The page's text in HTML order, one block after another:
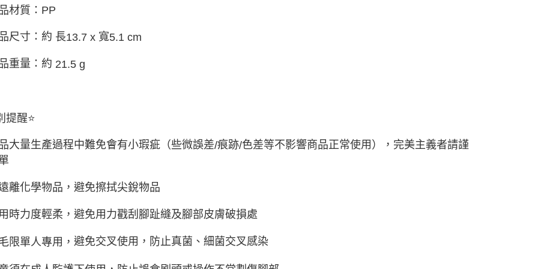
材質： PP
尺寸：約 長13.7 x 寬5.1 cm
重量：約 21.5 g
提醒⭐
大量生產過程中難免會有小瑕疵（些微誤差/痕跡/色差等不影響商品正常使用），完美主義者請謹
離化學物品，避免擦拭尖銳物品
時力度輕柔，避免用力戳刮腳趾縫及腳部皮膚破損處
限單人專用，避免交叉使用，防止真菌、細菌交叉感染